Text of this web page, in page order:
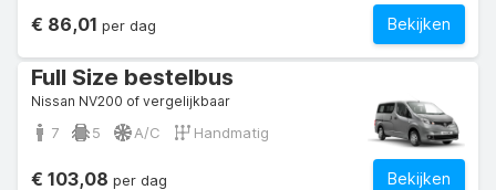
Bekijken
€ 86,01 per dag
Full Size bestelbus
Nissan NV200 of vergelijkbaar
7 5 A/C Handmatig
Bekijken
€ 103,08 per dag